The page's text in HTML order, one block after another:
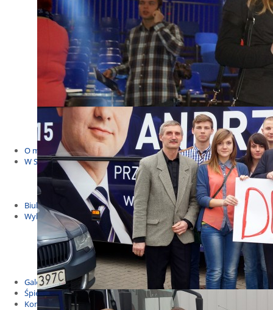
Budżet Obywatelski 2021
Dla dzieci i młodzieży
Msze, marsze i wiece
KOLONIE 2022
Wybory samorządowe 2018
Dożynki 2014
EUROWYBORY 2019
Debaty i spotkania 2016
Debaty i spotkania 2019
wybory
Kolonie Stegna 2020
Spotkanie w Bronowie
WYJAZDY
O mnie
W Sejmie
Patroni Roku 2016
Św. Jan Paweł II Patronem Roku 2015
10.04.2014 - Czwarta Roczniica Katastrofy Smoleńskiej
Biuletyny
Wybory
Wybory samorządowe
Wybory parlamentarne
Wybory do Parlamentu Europejskiego
Wybory prezydenckie 2020
Wybory 2014
Galeria
Śpiewnik
Kontakt